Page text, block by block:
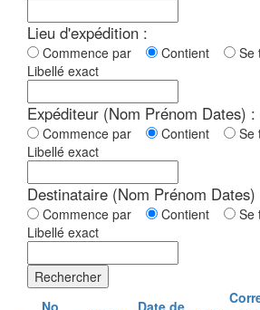
Lieu d'expédition :
Commence par Contient
Se
Libellé exact
Expéditeur (Nom Prénom Dates) :
Commence par Contient
Se
Libellé exact
Destinataire (Nom Prénom Dates)
Commence par Contient
Se
Libellé exact
Rechercher
No
Date de